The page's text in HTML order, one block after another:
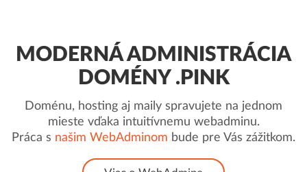
MODERNÁ ADMINISTRÁCIA
DOMÉNY .PINK
Doménu, hosting aj maily spravujete na jednom
mieste vďaka intuitívnemu webadminu.
Práca s našim WebAdminom bude pre Vás zážitkom.